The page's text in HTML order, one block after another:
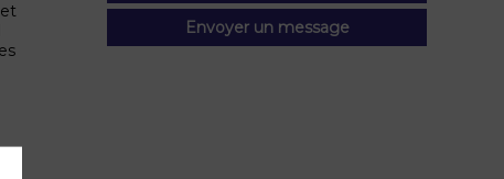
Envoyer un message